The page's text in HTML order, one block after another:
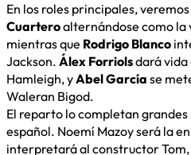
En los roles principales,
Cuarteroalternándose como la
mientras que Rodrigo Blanco
Jackson. Álex Forriolsdará
Hamleigh, yAbel García se
Waleran Bigod.
El reparto lo completan
español. Noemí Mazoy será la
interpretará al constructor